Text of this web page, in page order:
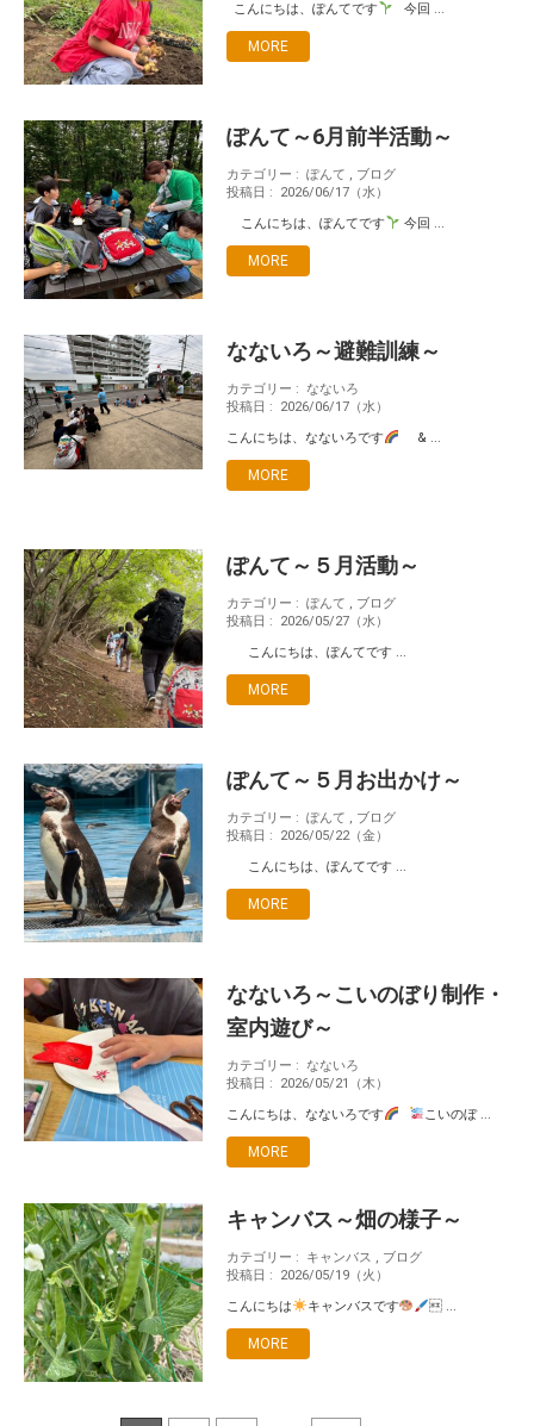
こんにちは、ぽんてです
今回 ...
MORE
ぽんて～6月前半活動～
カテゴリー : ぽんて , ブログ
投稿日 :
2026/06/17（水）
こんにちは、ぽんてです
今回 ...
MORE
なないろ～避難訓練～
カテゴリー : なないろ
投稿日 :
2026/06/17（水）
こんにちは、なないろです
& ...
MORE
ぽんて～５月活動～
カテゴリー : ぽんて , ブログ
投稿日 :
2026/05/27（水）
こんにちは、ぽんてです ...
MORE
ぽんて～５月お出かけ～
カテゴリー : ぽんて , ブログ
投稿日 :
2026/05/22（金）
こんにちは、ぽんてです ...
MORE
なないろ～こいのぼり制作・
室内遊び～
カテゴリー : なないろ
投稿日 :
2026/05/21（木）
こんにちは、なないろです
こいのぼ ...
MORE
キャンバス～畑の様子～
カテゴリー : キャンバス , ブログ
投稿日 :
2026/05/19（火）
こんにちは
キャンバスです  ...
MORE